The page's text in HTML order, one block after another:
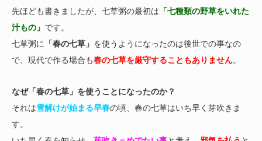
先ほども書きましたが、七草粥の最初は 「七種類の野草をいれた
汁もの」 です。
七草粥に 「春の七草」 を使うようになったのは後世での事なの
で、現代で作る場合も春の七草を厳守することもありません。
なぜ「春の七草」を使うことになったのか？
それは雪解けが始まる早春の頃、春の七草はいち早く芽吹きま
す。